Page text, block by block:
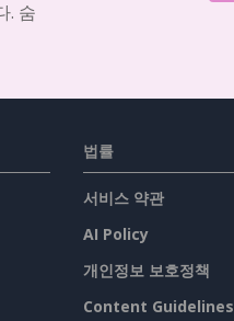
. 숨
법률
서비스 약관
AI Policy
개인정보 보호정책
Content Guidelines